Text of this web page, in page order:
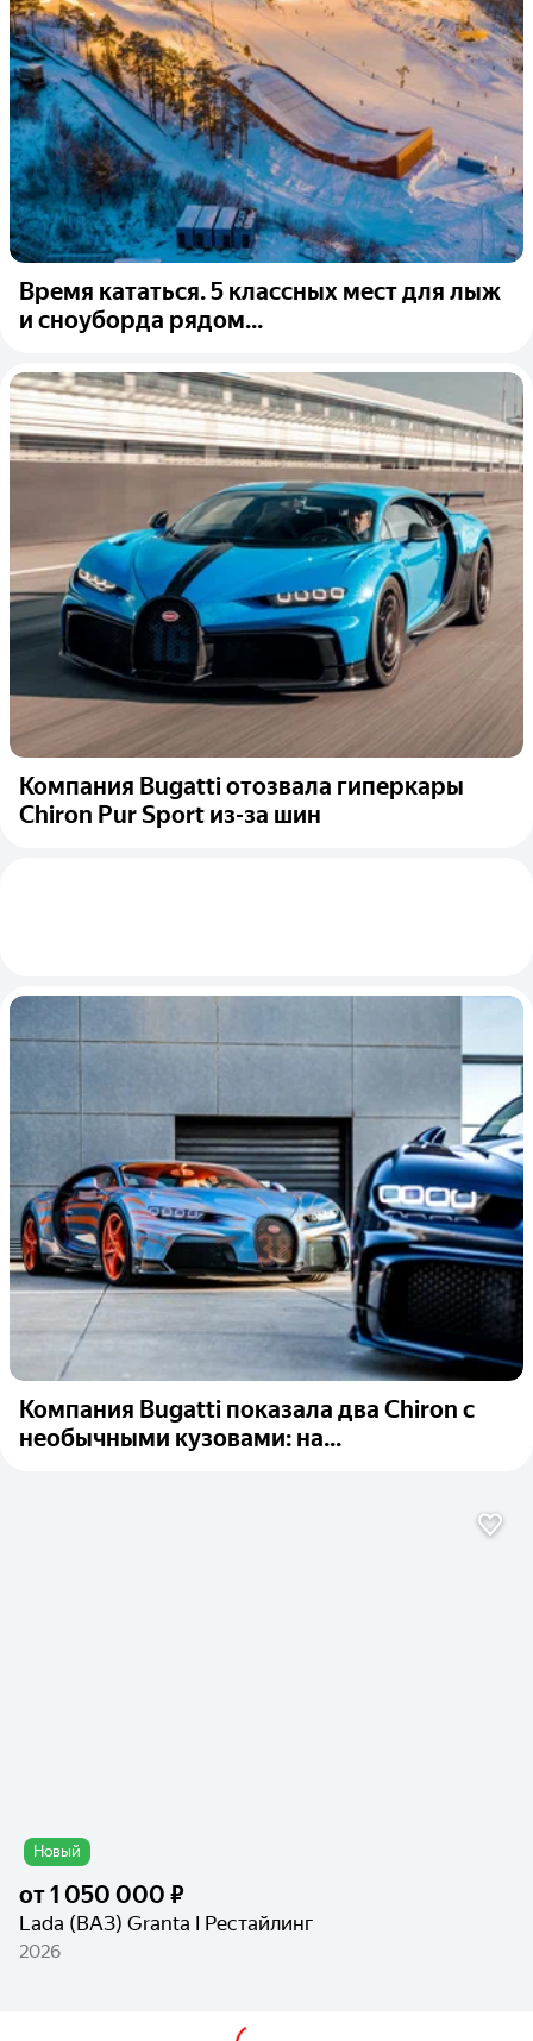
Время кататься. 5 классных мест для лыж
и сноуборда рядом...
Компания Bugatti отозвала гиперкары
Chiron Pur Sport из-за шин
Компания Bugatti показала два Chiron с
необычными кузовами: на...
Новый
от1 050 000 ₽
Lada (ВАЗ) Granta I Рестайлинг
2026